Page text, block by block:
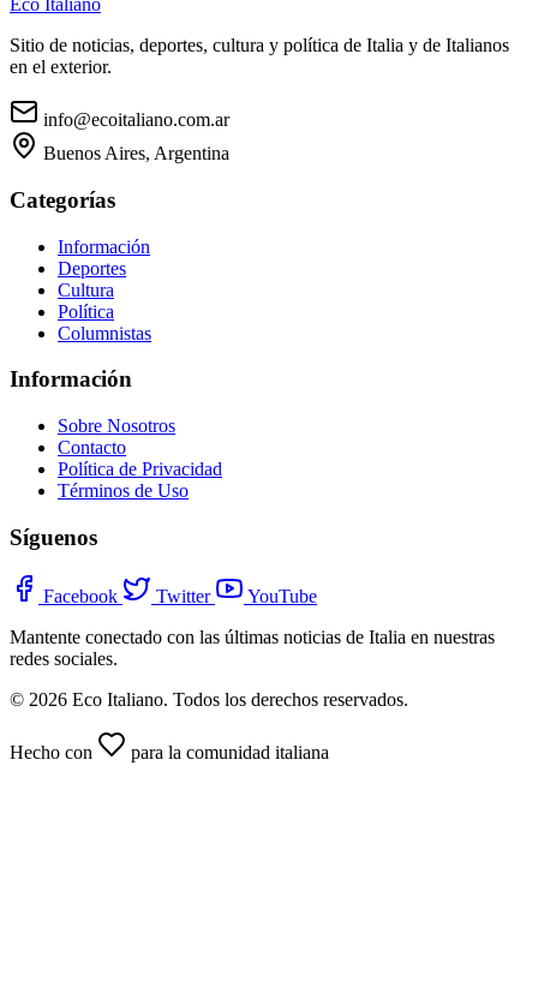
Eco Italiano
Sitio de noticias, deportes, cultura y política de Italia y de Italianos
en el exterior.
info@ecoitaliano.com.ar
Buenos Aires, Argentina
Categorías
Información
Deportes
Cultura
Política
Columnistas
Información
Sobre Nosotros
Contacto
Política de Privacidad
Términos de Uso
Síguenos
Facebook Twitter
YouTube
Mantente conectado con las últimas noticias de Italia en nuestras
redes sociales.
© 2026 Eco Italiano. Todos los derechos reservados.
Hecho con para la comunidad italiana